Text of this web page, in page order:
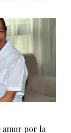
amor por la